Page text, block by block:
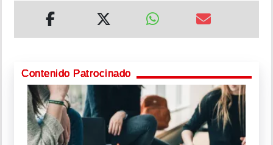
Contenido Patrocinado